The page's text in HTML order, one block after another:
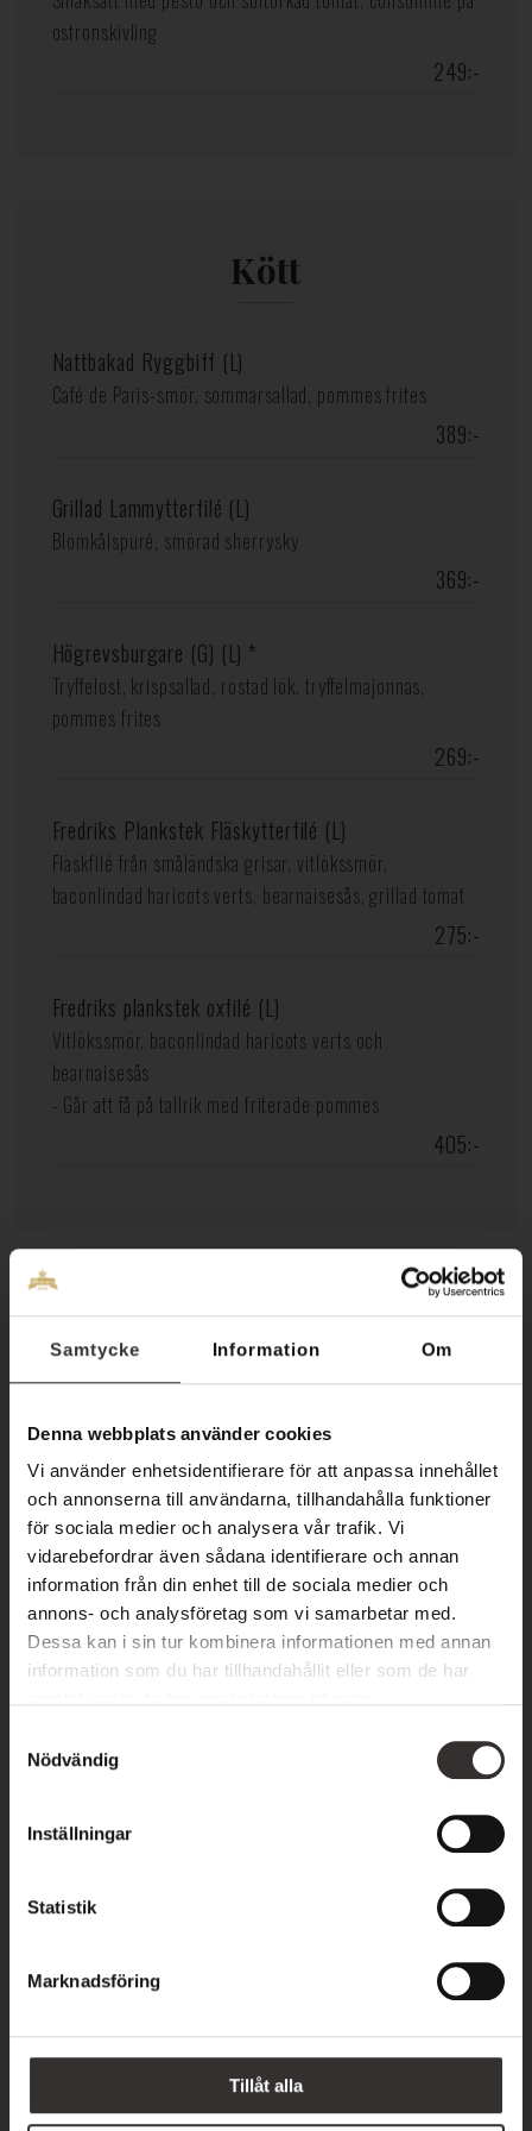
Samtycke Information Om
Denna webbplats använder cookies
Vi använder enhetsidentifierare för att anpassa innehållet
och annonserna till användarna, tillhandahålla funktioner
för sociala medier och analysera vår trafik. Vi
vidarebefordrar även sådana identifierare och annan
information från din enhet till de sociala medier och
annons- och analysföretag som vi samarbetar med.
Dessa kan i sin tur kombinera informationen med annan
information som du har tillhandahållit eller som de har
Nödvändig
Inställningar
Statistik
Marknadsföring
Tillåt alla
ostronskivling
249:-
Kött
Nattbakad Ryggbiff (L)
Café de Paris-smör, sommarsallad, pommes frites
389:-
Grillad Lammytterfilé (L)
Blomkålspuré, smörad sherrysky
369:-
Högrevsburgare (G) (L) *
Tryffelost, krispsallad, rostad lök, tryffelmajonnäs,
pommes frites
269:-
Fredriks Plankstek Fläskytterfilé (L)
Fläskfilé från småländska grisar, vitlökssmör,
baconlindad haricots verts, bearnaisesås, grillad tomat
275:-
Fredriks plankstek oxfilé (L)
Vitlökssmör, baconlindad haricots verts och
bearnaisesås
- Går att få på tallrik med friterade pommes
405:-
Sommarrätter
Skaldjursplatå (G) (L) *
Amerikansk hummer, havskräftor, rökta musslor, räkor,
krabbklor, västerbottenpaj, skagenröra,
aioli, rhode island, bröd, smör, prästost
Perfekt att dela på 2 personer
1795:-
Skansens Sommarsallad (G) (L) *
Grillost
Kyckling
Lax
Fr. 219:-